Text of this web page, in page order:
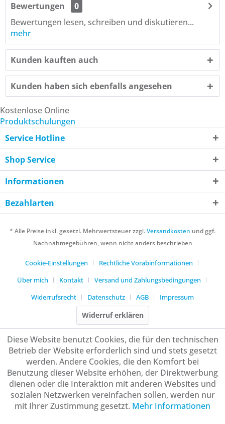
Bewertungen
0
Bewertungen lesen, schreiben und diskutieren...
mehr
Kunden kauften auch
Kunden haben sich ebenfalls angesehen
Kostenlose Online
Produktschulungen
Service Hotline
Shop Service
Informationen
Bezahlarten
* Alle Preise inkl. gesetzl. Mehrwertsteuer zzgl.Versandkosten und ggf.
Nachnahmegebühren, wenn nicht anders beschrieben
Cookie-Einstellungen
Rechtliche Vorabinformationen
Über mich
Kontakt
Versand und Zahlungsbedingungen
Widerrufsrecht
Datenschutz AGB Impressum
Widerruf erklären
Diese Website benutzt Cookies, die für den technischen
Betrieb der Website erforderlich sind und stets gesetzt
werden. Andere Cookies, die den Komfort bei
Benutzung dieser Website erhöhen, der Direktwerbung
dienen oder die Interaktion mit anderen Websites und
sozialen Netzwerken vereinfachen sollen, werden nur
mit Ihrer Zustimmung gesetzt. Mehr Informationen